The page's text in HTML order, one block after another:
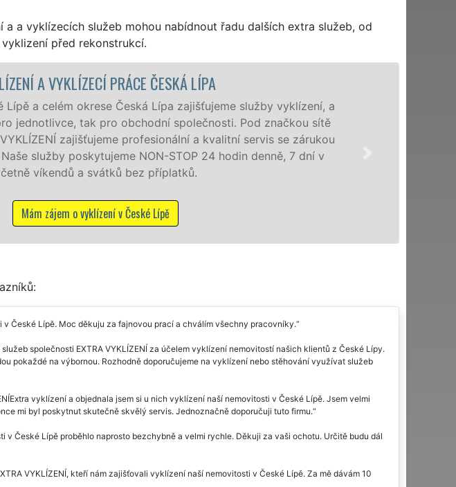
a vyklízecích služeb mohou nabídnout řadu dalších extra služeb, od
před rekonstrukcí.
a
sítě
se zárukou
7 dní v
Společnost EXTRA VYKLÍZENÍ
poboček levné, přesto kvalitní a
a okolí. Poskytujeme tuto službu
zárukou kvalitně odvedené práce,
České Lípě. Moc děkuju za fajnovou prací a chválím všechny pracovníky.
společnosti EXTRA VYKLÍZENÍ za účelem vyklízení nemovitostí našich klientů z České Lípy.
pokaždé na výbornou. Rozhodně doporučujeme na vyklízení nebo stěhování využívat služeb
vyklízení a objednala jsem si u nich vyklízení naší nemovitosti v České Lípě. Jsem velmi
mi byl poskytnut skutečně skvělý servis. Jednoznačně doporučuji tuto firmu.
v České Lípě proběhlo naprosto bezchybně a velmi rychle. Děkuji za vaši ochotu. Určitě budu dál
VYKLÍZENÍ, kteří nám zajišťovali vyklízení naší nemovitosti v České Lípě. Za mě dávám 10